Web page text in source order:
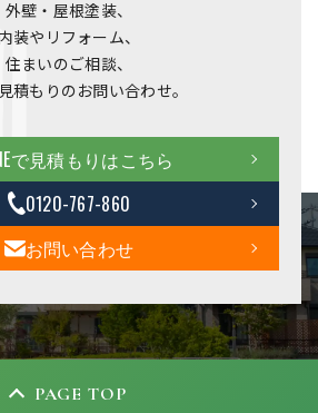
外壁・屋根塗装、
内装やリフォーム、
住まいのご相談、
積もりのお問い合わせ。
で見積もりはこちら
0120-767-860
お問い合わせ
PAGE TOP